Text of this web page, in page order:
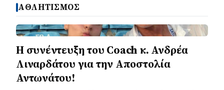
ΑΘΛΗΤΙΣΜΟΣ
H συνέντευξη του Coach κ. Ανδρέα
Λιναρδάτου για την Αποστολία
Αντωνάτου!